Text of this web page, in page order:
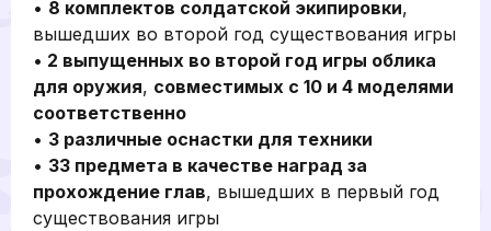
• 8 комплектов солдатской экипировки,
вышедших во второй год существования игры
• 2 выпущенных во второй год игры облика
для оружия, совместимых с 10 и 4 моделями
соответственно
• 3 различные оснастки для техники
• 33 предмета в качестве наград за
прохождение глав, вышедших в первый год
существования игры